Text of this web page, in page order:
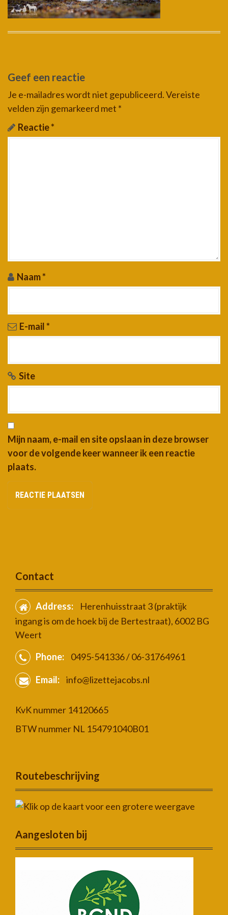
Geef een reactie
Je e-mailadres wordt niet gepubliceerd.Vereiste
velden zijn gemarkeerd met *
Reactie*
Naam*
E-mail*
Site
Mijn naam, e-mail en site opslaan in deze browser
voor de volgende keer wanneer ik een reactie
plaats.
Contact
Address:
Herenhuisstraat 3 (praktijk
ingang is om de hoek bij de Bertestraat), 6002 BG
Weert
Phone:
0495-541336 / 06-31764961
Email: info@lizettejacobs.nl
KvK nummer 14120665
BTW nummer NL 154791040B01
Routebeschrijving
Aangesloten bij